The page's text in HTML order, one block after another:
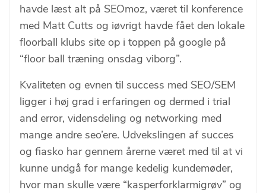
havde læst alt på SEOmoz, været til konference
med Matt Cutts og iøvrigt havde fået den lokale
floorball klubs site op i toppen på google på
“floor ball træning onsdag viborg”.
Kvaliteten og evnen til success med SEO/SEM
ligger i høj grad i erfaringen og dermed i trial
and error, vidensdeling og networking med
mange andre seo’ere. Udvekslingen af succes
og fiasko har gennem årerne været med til at vi
kunne undgå for mange kedelig kundemøder,
hvor man skulle være “kasperforklarmigrøv” og